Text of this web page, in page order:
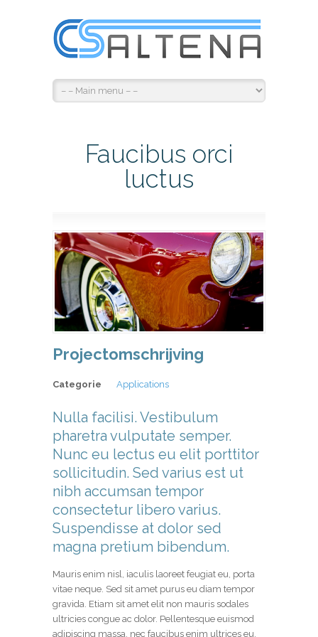
Faucibus orci
luctus
Projectomschrijving
Categorie Applications
Nulla facilisi. Vestibulum
pharetra vulputate semper.
Nunc eu lectus eu elit porttitor
sollicitudin. Sed varius est ut
nibh accumsan tempor
consectetur libero varius.
Suspendisse at dolor sed
magna pretium bibendum.
Mauris enim nisl, iaculis laoreet feugiat eu, porta
vitae neque. Sed sit amet purus eu diam tempor
gravida. Etiam sit amet elit non mauris sodales
ultricies congue ac dolor. Pellentesque euismod
adipiscing massa, nec faucibus enim ultrices eu.